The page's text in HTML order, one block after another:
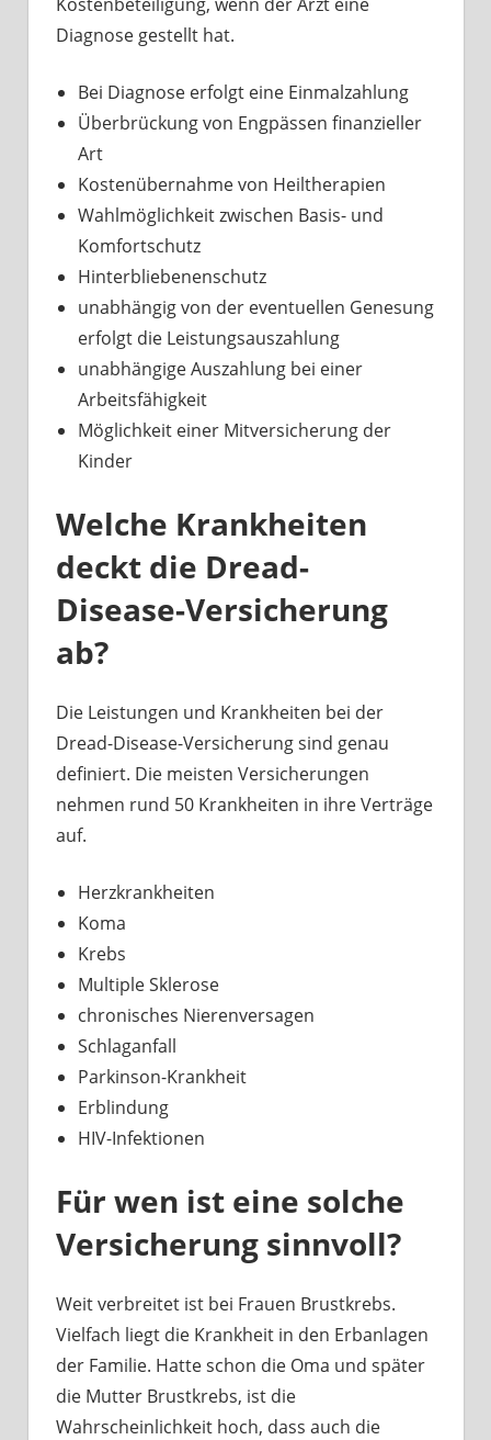
Diagnose gestellt hat.
Bei Diagnose erfolgt eine Einmalzahlung
Überbrückung von Engpässen finanzieller
Art
Kostenübernahme von Heiltherapien
Wahlmöglichkeit zwischen Basis- und
Komfortschutz
Hinterbliebenenschutz
unabhängig von der eventuellen Genesung
erfolgt die Leistungsauszahlung
unabhängige Auszahlung bei einer
Arbeitsfähigkeit
Möglichkeit einer Mitversicherung der
Kinder
Welche Krankheiten
deckt die Dread-
Disease-Versicherung
ab?
Die Leistungen und Krankheiten bei der
Dread-Disease-Versicherung sind genau
definiert. Die meisten Versicherungen
nehmen rund 50 Krankheiten in ihre Verträge
auf.
Herzkrankheiten
Koma
Krebs
Multiple Sklerose
chronisches Nierenversagen
Schlaganfall
Parkinson-Krankheit
Erblindung
HIV-Infektionen
Für wen ist eine solche
Versicherung sinnvoll?
Weit verbreitet ist bei Frauen Brustkrebs.
Vielfach liegt die Krankheit in den Erbanlagen
der Familie. Hatte schon die Oma und später
die Mutter Brustkrebs, ist die
Wahrscheinlichkeit hoch, dass auch die